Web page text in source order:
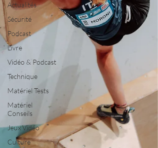
Actualités
Sécurité
Podcast
Livre
Vidéo & Podcast
Technique
Matériel Tests
Matériel
Conseils
Jeux Vidéo
Culture